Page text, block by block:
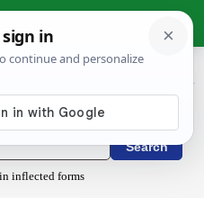
› ērēmĭgans
latin
inflected forms